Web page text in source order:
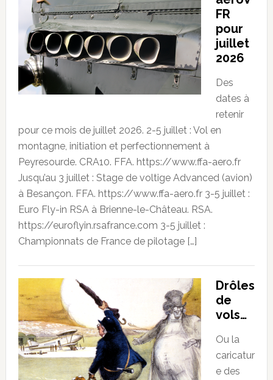
FR
pour
juillet
2026
Des
dates à
retenir
pour ce mois de juillet 2026. 2-5 juillet : Vol en
montagne, initiation et perfectionnement à
Peyresourde. CRA10. FFA. https://www.ffa-aero.fr
Jusqu’au 3 juillet : Stage de voltige Advanced (avion)
à Besançon. FFA. https://www.ffa-aero.fr 3-5 juillet :
Euro Fly-in RSA à Brienne-le-Château. RSA.
https://euroflyin.rsafrance.com 3-5 juillet :
Championnats de France de pilotage […]
Drôles
de
vols…
Ou la
caricatur
e des